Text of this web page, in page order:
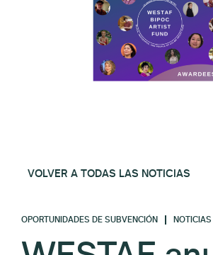
VOLVER A TODAS LAS NOTICIAS
OPORTUNIDADES DE SUBVENCIÓN NOTICIAS